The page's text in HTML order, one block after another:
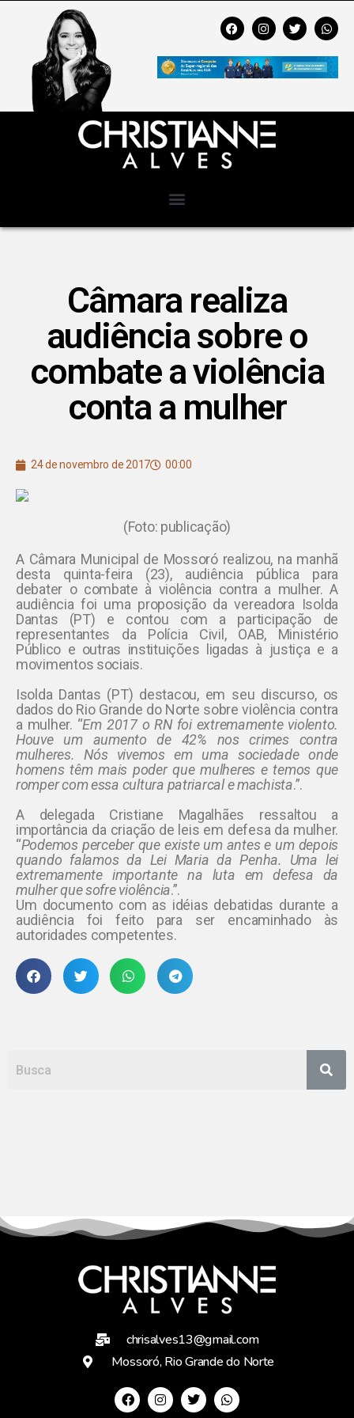
Câmara realiza
audiência sobre o
combate a violência
conta a mulher
24 de novembro de 2017 00:00
(Foto: publicação)
A Câmara Municipal de Mossoró realizou, na manhã
desta quinta-feira (23), audiência pública para
debater o combate à violência contra a mulher. A
audiência foi uma proposição da vereadora Isolda
Dantas (PT) e contou com a participação de
representantes da Polícia Civil, OAB, Ministério
Público e outras instituições ligadas à justiça e a
movimentos sociais.
Isolda Dantas (PT) destacou, em seu discurso, os
dados do Rio Grande do Norte sobre violência contra
a mulher. “Em 2017 o RN foi extremamente violento.
Houve um aumento de 42% nos crimes contra
mulheres. Nós vivemos em uma sociedade onde
homens têm mais poder que mulheres e temos que
romper com essa cultura patriarcal e machista.”.
A delegada Cristiane Magalhães ressaltou a
importância da criação de leis em defesa da mulher.
“Podemos perceber que existe um antes e um depois
quando falamos da Lei Maria da Penha. Uma lei
extremamente importante na luta em defesa da
mulher que sofre violência.”.
Um documento com as idéias debatidas durante a
audiência foi feito para ser encaminhado às
autoridades competentes.
chrisalves13@gmail.com
Mossoró, Rio Grande do Norte